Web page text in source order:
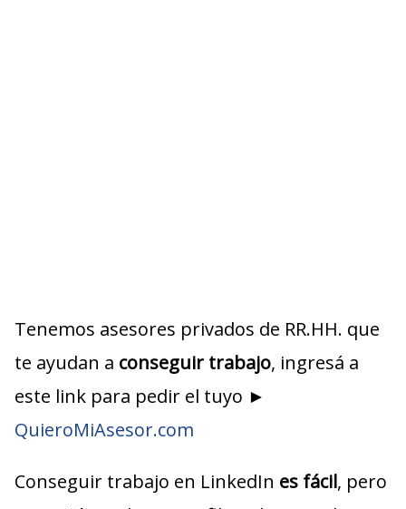
Tenemos asesores privados de RR.HH. que
te ayudan a conseguir trabajo, ingresá a
este link para pedir el tuyo ►
QuieroMiAsesor.com
Conseguir trabajo en LinkedIn es fácil, pero